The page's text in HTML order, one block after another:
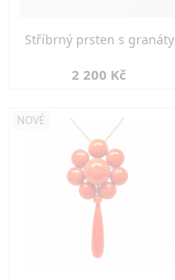
Stříbrný prsten s granáty
2 200 Kč
NOVÉ